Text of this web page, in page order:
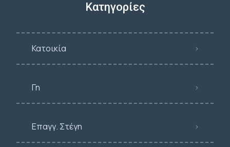
Κατηγορίες
Κατοικία
Γη
Επαγγ. Στέγη